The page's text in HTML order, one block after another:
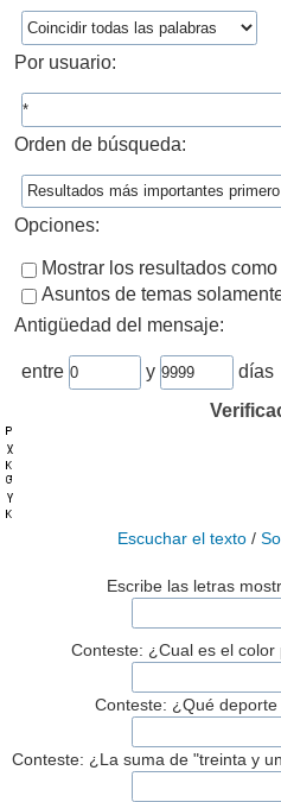
Por usuario:
Orden de búsqueda:
Opciones:
Mostrar los resultados
Asuntos de temas
Antigüedad del mensaje:
entre y
días
Escuchar el texto/
Escribe las letras
Conteste: ¿Cual es el
Conteste: ¿Qué
Conteste: ¿La suma de "treinta y